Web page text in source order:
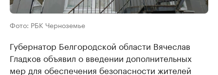
Фото: РБК Черноземье
Губернатор Белгородской области Вячеслав
Гладков объявил о введении дополнительных
мер для обеспечения безопасности жителей